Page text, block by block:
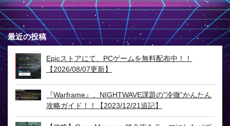
最近の投稿
Epicストアにて、PCゲームを無料配布中！！
【2026/08/07更新】
『Warframe』、NIGHTWAVE課題の”冷徹”かんたん
攻略ガイド！！【2023/12/21追記】